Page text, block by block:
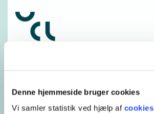
Denne hjemmeside bruger cookies
Vi samler statistik ved hjælp af cookies